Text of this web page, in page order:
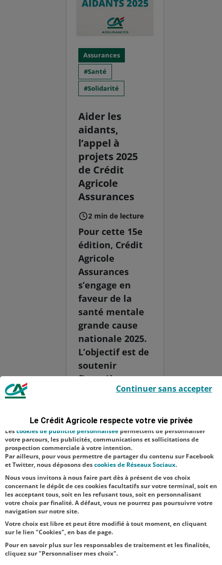
Assurances
Santé
Solidarité
Aider les
aidants,
l’appel à
projets 2025
de Crédit
Agricole
Assurances
2 min de lecture
Pour cette 15e
édition, Crédit
Agricole
Assurances
s’engage en
faveur de la
santé mentale
grande cause
nationale 2025.
L’objectif est de
soutenir
financièrement
des projets
visant à mieux
accompagner
les aidants.
Héros du
Le Crédit Agricole respecte votre vie privée
indispensables car utilisés à des fins de bon fonctionnement et de
sécurité ; d’autres sont facultatifs. Les
satisfaction facultatifs.
Lescookies de publicité personnalisée permettent de personnaliser
votre parcours, les publicités, communications et sollicitations de
prospection commerciale à votre intention.
Par ailleurs, pour vous permettre de partager du contenu sur Facebook
et Twitter, nous déposons descookies de Réseaux Sociaux.
Nous vous invitons à nous faire part dès à présent de vos choix
concernant le dépôt de ces cookies facultatifs sur votre terminal, soit en
les acceptant tous, soit en les refusant tous, soit en personnalisant
votre choix par finalité. A défaut, vous ne pourrez pas poursuivre votre
navigation sur notre site.
Votre choix est libre et peut être modifié à tout moment, en cliquant
sur le lien "Cookies", en bas de page.
Pour en savoir plus sur les responsables de traitement et les finalités,
cliquez sur "Personnaliser mes choix".
Continuer sans accepter